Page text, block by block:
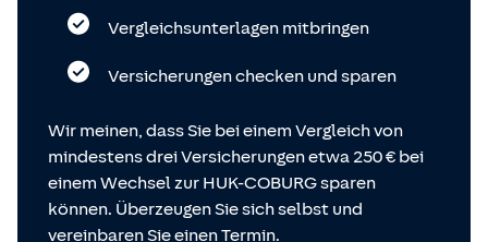
Vergleichsunterlagen mitbringen
Versicherungen checken und sparen
Wir meinen, dass Sie bei einem Vergleich von
mindestens drei Versicherungen etwa 250 € bei
einem Wechsel zur HUK-COBURG sparen
können. Überzeugen Sie sich selbst und
vereinbaren Sie einen Termin.